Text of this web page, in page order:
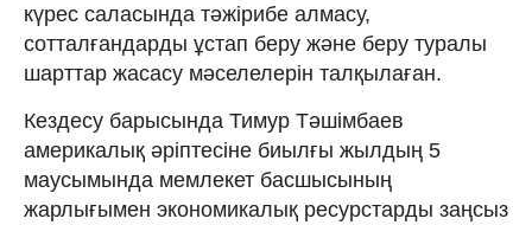
күрес саласында тәжірибе алмасу,
сотталғандарды ұстап беру және беру туралы
шарттар жасасу мәселелерін талқылаған.
Кездесу барысында Тимур Тәшімбаев
америкалық әріптесіне биылғы жылдың 5
маусымында мемлекет басшысының
жарлығымен экономикалық ресурстарды заңсыз